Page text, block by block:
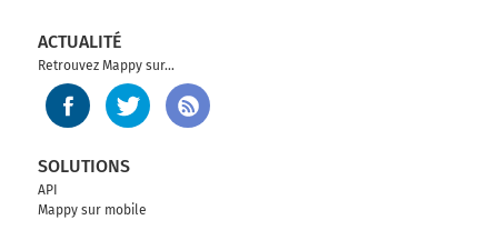
ACTUALITÉ
Retrouvez Mappy sur...
SOLUTIONS
API
Mappy sur mobile